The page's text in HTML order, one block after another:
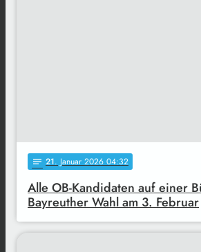
notes 21. Januar 2026 04:32
Alle OB-Kandidaten auf einer
Bayreuther Wahl am 3. Februar